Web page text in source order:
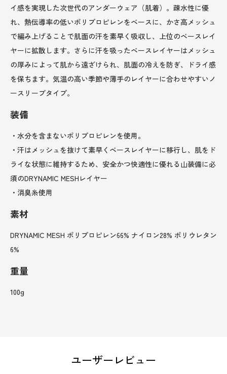
イ感を実現した次世代のアンダーウェア（肌着）。疎水性に優
れ、熱伝導率の低いポリプロピレンをベースに、かさ高メッシュ
で編み上げることで肌面の汗を素早く吸収し、上位のベースレイ
ヤーに拡散します。さらに汗を吸ったベースレイヤーはメッシュ
の厚みによって肌から遠ざけられ、肌面の冷えを防ぎ、ドライ感
を保ちます。気温の高い季節や薄手のレイヤーに合わせやすいノ
ースリーブタイプ。
装備
・水分を含まないポリプロピレンを使用。
・汗はメッシュを抜けて素早くベースレイヤーに移行し、肌をド
ライな状態に維持するため、安全かつ快適性に優れる山装備に必
須のDRYNAMIC MESHレイヤー
・消臭糸使用
素材
DRYNAMIC MESH ポリプロピレン66% ナイロン28% ポリウレタン
6%
重量
100g
ユーザーレビュー